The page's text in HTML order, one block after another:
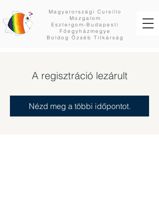
Magyarországi Cursillo
Mozgalom
Esztergom-Budapesti
Főegyházmegye
Boldog Özséb Titkárság
A regisztráció lezárult
Nézd meg a többi időpontot.